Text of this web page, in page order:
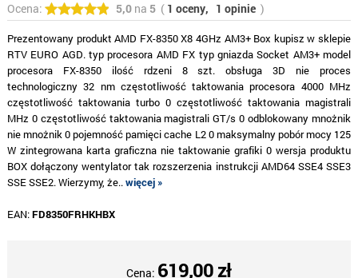
Ocena: 5,0na 5( 1 oceny, 1 opinie )
Prezentowany produkt AMD FX-8350 X8 4GHz AM3+ Box kupisz w sklepie
RTV EURO AGD. typ procesora AMD FX typ gniazda Socket AM3+ model
procesora FX-8350 ilość rdzeni 8 szt. obsługa 3D nie proces
technologiczny 32 nm częstotliwość taktowania procesora 4000 MHz
częstotliwość taktowania turbo 0 częstotliwość taktowania magistrali
MHz 0 częstotliwość taktowania magistrali GT/s 0 odblokowany mnożnik
nie mnożnik 0 pojemność pamięci cache L2 0 maksymalny pobór mocy 125
W zintegrowana karta graficzna nie taktowanie grafiki 0 wersja produktu
BOX dołączony wentylator tak rozszerzenia instrukcji AMD64 SSE4 SSE3
SSE SSE2. Wierzymy, że..więcej »
EAN:FD8350FRHKHBX
Cena: 619,00 zł